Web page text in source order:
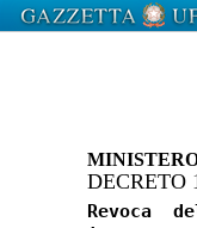
DECRETO
Revoca